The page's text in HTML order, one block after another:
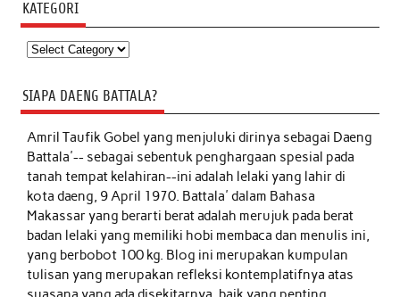
KATEGORI
Kategori
SIAPA DAENG BATTALA?
Amril Taufik Gobelyang menjuluki dirinya sebagai Daeng
Battala'-- sebagai sebentuk penghargaan spesial pada
tanah tempat kelahiran--ini adalah lelaki yang lahir di
kota daeng, 9 April 1970. Battala' dalam Bahasa
Makassar yang berarti berat adalah merujuk pada berat
badan lelaki yang memiliki hobi membaca dan menulis ini,
yang berbobot 100 kg. Blog ini merupakan kumpulan
tulisan yang merupakan refleksi kontemplatifnya atas